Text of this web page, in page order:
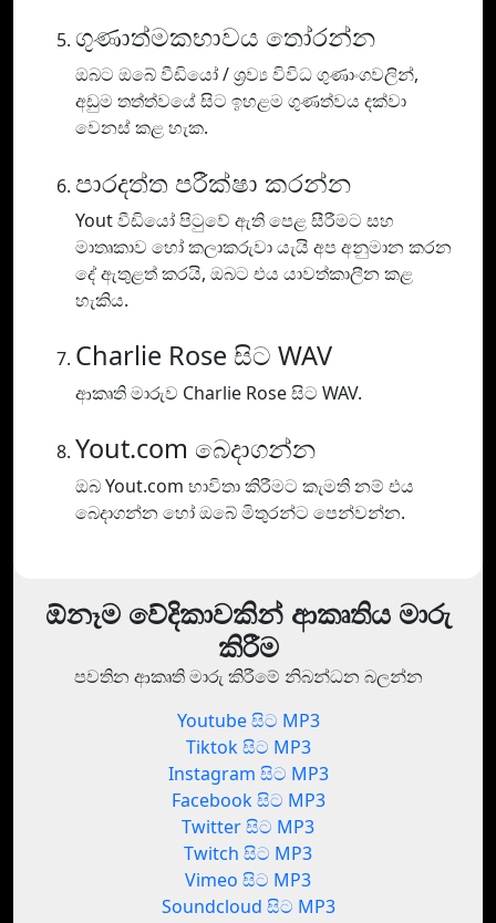
ගුණාත්මකභාවය තෝරන්න
ඔබට ඔබේ වීඩියෝ / ශ්‍රව්‍ය විවිධ ගුණාංගවලින්,
අඩුම තත්ත්වයේ සිට ඉහළම ගුණත්වය දක්වා
වෙනස් කළ හැක.
පාරදත්ත පරීක්ෂා කරන්න
Yout වීඩියෝ පිටුවේ ඇති පෙළ සීරීමට සහ
මාතෘකාව හෝ කලාකරුවා යැයි අප අනුමාන කරන
දේ ඇතුළත් කරයි, ඔබට එය යාවත්කාලීන කළ
හැකිය.
Charlie Rose සිට WAV
ආකෘති මාරුව Charlie Rose සිට WAV.
Yout.com බෙදාගන්න
ඔබ Yout.com භාවිතා කිරීමට කැමති නම් එය
බෙදාගන්න හෝ ඔබේ මිතුරන්ට පෙන්වන්න.
ඕනෑම වේදිකාවකින් ආකෘතිය මාරු
කිරීම
පවතින ආකෘති මාරු කිරීමේ නිබන්ධන බලන්න
Youtube සිට MP3
Tiktok සිට MP3
Instagram සිට MP3
Facebook සිට MP3
Twitter සිට MP3
Twitch සිට MP3
Vimeo සිට MP3
Soundcloud සිට MP3